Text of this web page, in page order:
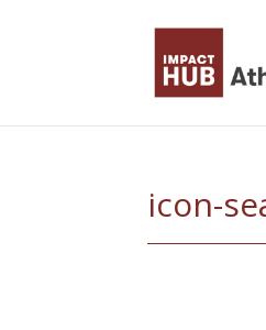
icon-